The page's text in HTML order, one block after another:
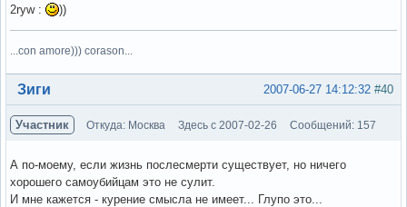
2ryw : ))
...con amore))) corason...
Вне форума #40
2007-06-27 14:12:32
Зиги
Участник Откуда: Москва Здесь с 2007-02-26 Сообщений: 157
А по-моему, если жизнь послесмерти существует, но ничего
хорошего самоубийцам это не сулит.
И мне кажется - курение смысла не имеет... Глупо это...